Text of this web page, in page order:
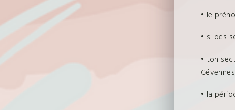
• le
• si des
• ton
• la